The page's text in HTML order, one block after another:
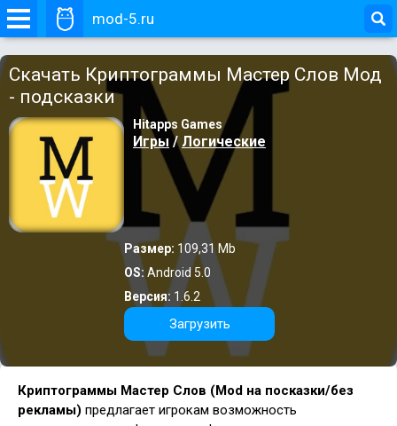
mod-5.ru
Скачать Криптограммы Мастер Слов Мод
- подсказки
Hitapps Games
Игры / Логические
Размер: 109,31 Mb
OS:Android 5.0
Версия: 1.6.2
Загрузить
Криптограммы Мастер Слов (Mod на посказки/без
рекламы) предлагает игрокам возможность